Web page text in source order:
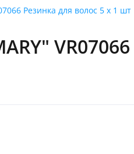
Резинка для волос 5 х 1 шт